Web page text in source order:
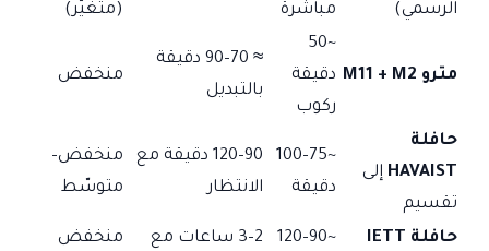
الرسمي)
مباشرةً
(متغيّر)
مترو M11 + M2
~50
دقيقة
ركوب
≈ 70–90 دقيقة
بالتبديل
منخفض
حافلة
HAVAIST إلى
تقسيم
~75–100
دقيقة
90–120 دقيقة مع
الانتظار
منخفض–
متوسّط
حافلة IETT
~90–120
2–3 ساعات مع
منخفض